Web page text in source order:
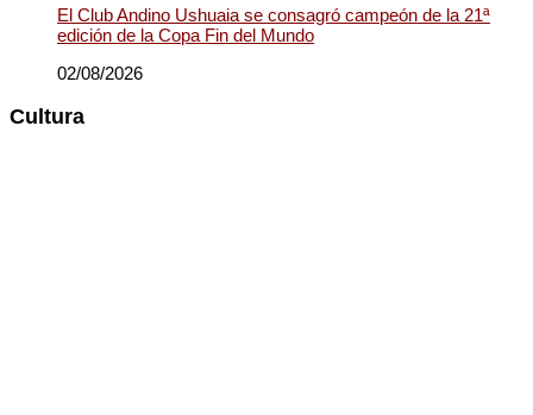
El Club Andino Ushuaia se consagró campeón de la 21ª
edición de la Copa Fin del Mundo
02/08/2026
Cultura